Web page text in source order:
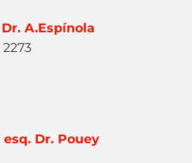
A.Espínola
Dr. Pouey